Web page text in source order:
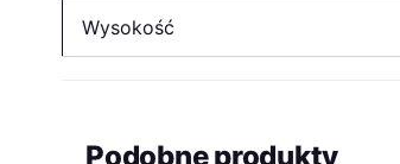
Wysokość
Podobne produkty